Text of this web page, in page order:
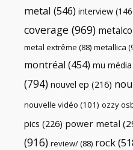
metal (546) interview
coverage (969)
metal extrême (88) metallica
montréal (454) mu média
(794) nouvel ep (216)
nouvelle vidéo (101) ozzy
pics (226) power metal
(916) review/(88) rock